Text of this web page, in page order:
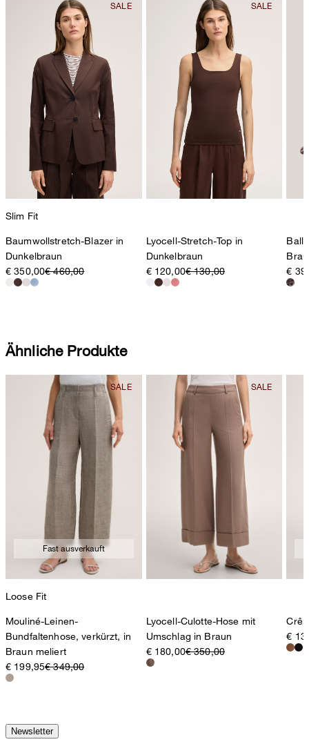
Slim Fit
Baumwollstretch-Blazer in
Dunkelbraun
€ 350,00€ 460,00
Lyocell-Stretch-Top in
Dunkelbraun
€ 120,00€ 130,00
€
Ähnliche Produkte
Fast ausverkauft
Loose Fit
Mouliné-Leinen-
Bundfaltenhose, verkürzt, in
Braun meliert
€ 199,95€ 349,00
Lyocell-Culotte-Hose mit
Umschlag in Braun
€ 180,00€ 350,00
€
Newsletter